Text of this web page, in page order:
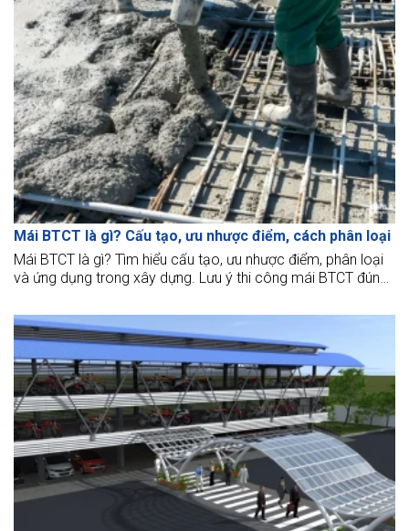
Mái BTCT là gì? Cấu tạo, ưu nhược điểm, cách phân loại
Mái BTCT là gì? Tìm hiểu cấu tạo, ưu nhược điểm, phân loại
và ứng dụng trong xây dựng. Lưu ý thi công mái BTCT đúng